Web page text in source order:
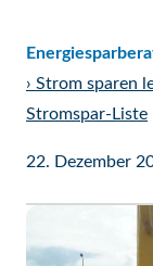
› Strom sparen
Stromspar-Liste
22. Dezember